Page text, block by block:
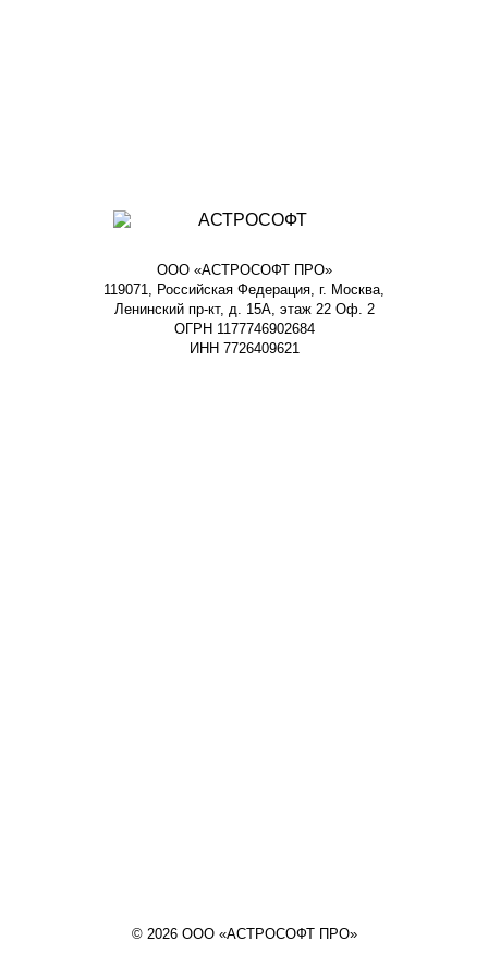
ООО «АСТРОСОФТ ПРО»
119071, Российская Федерация, г. Москва,
Ленинский пр-кт, д. 15А, этаж 22 Оф. 2
ОГРН 1177746902684
ИНН 7726409621
© 2026 ООО «АСТРОСОФТ ПРО»